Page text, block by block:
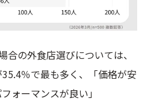
の外食店選びについては、
35.4％で最も多く、「価格が安
ォーマンスが良い」